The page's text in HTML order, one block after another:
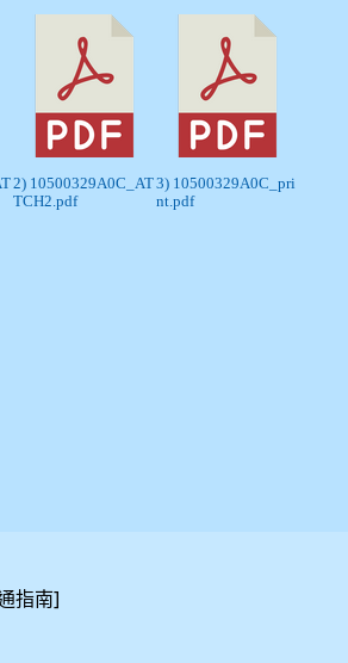
2) 10500329A0C_AT
TCH2.pdf
3) 10500329A0C_pri
nt.pdf
指南]